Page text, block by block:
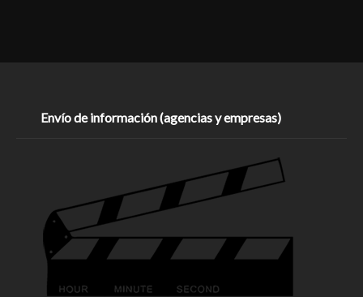
Envío de información (agencias y empresas)